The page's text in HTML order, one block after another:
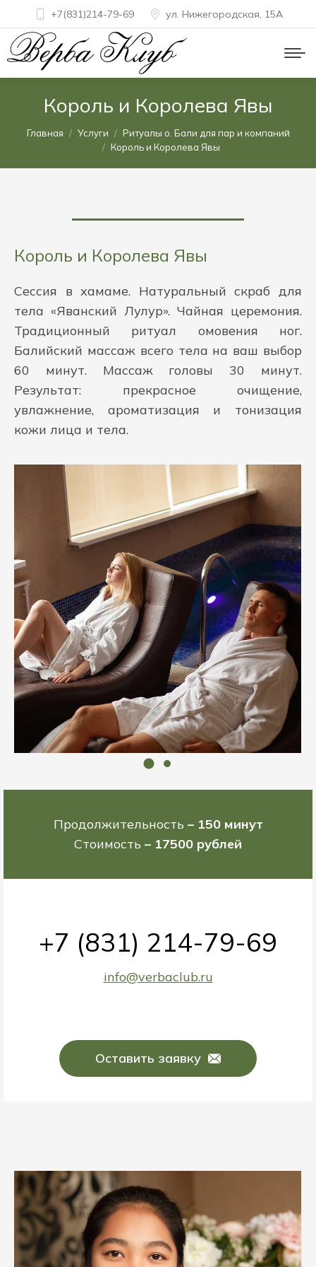
+7(831)214-79-69 ул. Нижегородская, 15A
Король и Королева Явы
Вы здесь:
Главная Услуги
Ритуалы о. Бали для пар и компаний
Король и Королева Явы
Король и Королева Явы
Сессия в хамаме. Натуральный скраб для
тела «Яванский Лулур». Чайная церемония.
Традиционный ритуал омовения ног.
Балийский массаж всего тела на ваш выбор
60 минут. Массаж головы 30 минут.
Результат: прекрасное очищение,
увлажнение, ароматизация и тонизация
кожи лица и тела.
Продолжительность – 150 минут
Стоимость – 17500 рублей
+7 (831) 214-79-69
info@verbaclub.ru
Оставить заявку